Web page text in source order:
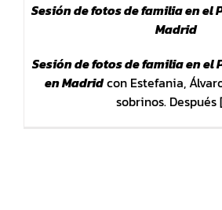
Sesión de fotos de familia en el
Madrid
Sesión de fotos de familia en el
en Madridcon Estefania,
sobrinos. Después